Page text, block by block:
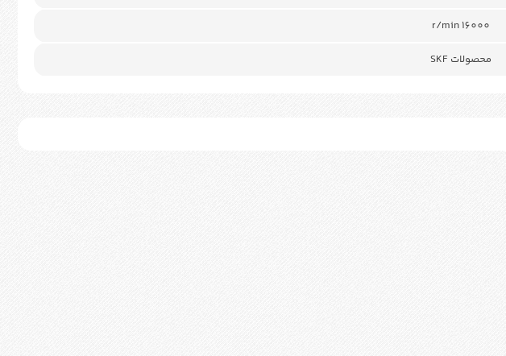
r/min 16000
محصولات SKF